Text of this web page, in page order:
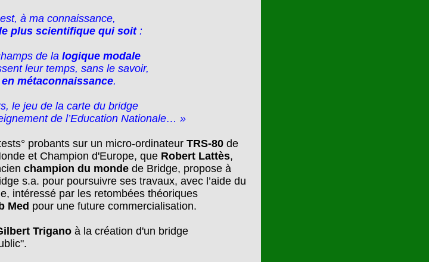
à ma connaissance,
plus scientifique qui soit:
de la logique modale
leur temps, sans le savoir,
métaconnaissance.
le jeu de la carte du bridge
de l’Education Nationale… »
probants sur un micro-ordinateur TRS-80 de
et Champion d'Europe, que Robert Lattès,
champion du monde de Bridge, propose à
s.a. pour poursuivre ses travaux, avec l’aide du
intéressé par les retombées théoriques
Med pour une future commercialisation.
Trigano à la création d'un bridge